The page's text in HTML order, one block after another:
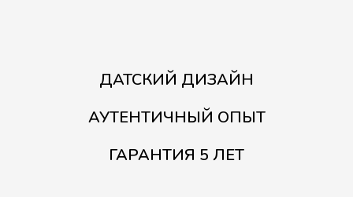
ДАТСКИЙ ДИЗАЙН
АУТЕНТИЧНЫЙ ОПЫТ
ГАРАНТИЯ 5 ЛЕТ